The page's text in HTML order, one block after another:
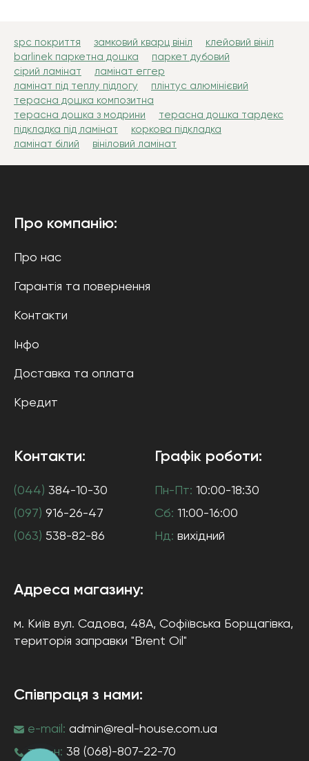
spc покриття замковий кварц вініл
клейовий вініл
barlinek паркетна дошка
паркет дубовий
сірий ламінат
ламінат еггер
ламінат під теплу підлогу
плінтус алюмінієвий
терасна дошка композитна
терасна дошка з модрини
терасна дошка тардекс
підкладка під ламінат
коркова підкладка
ламінат білий
вініловий ламінат
Про компанію:
Про нас
Гарантія та повернення
Контакти
Інфо
Доставка та оплата
Кредит
Контакти:
(044) 384-10-30
(097) 916-26-47
(063) 538-82-86
Графік роботи:
Пн-Пт: 10:00-18:30
Сб: 11:00-16:00
Нд: вихідний
Адреса магазину:
м. Київ вул. Садова, 48А, Софіївська Борщагівка,
територія заправки "Brent Oil"
Співпраця з нами:
e-mail: admin@real-house.com.ua
тел-н: 38 (068)-807-22-70